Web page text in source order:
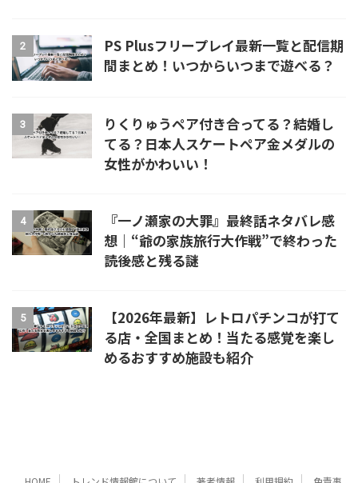
2
PS Plusフリープレイ最新一覧と配信期
間まとめ！いつからいつまで遊べる？
3
りくりゅうペア付き合ってる？結婚し
てる？日本人スケートペア金メダルの
女性がかわいい！
4
『一ノ瀬家の大罪』最終話ネタバレ感
想｜“爺の家族旅行大作戦”で終わった
読後感と残る謎
5
【2026年最新】レトロパチンコが打て
る店・全国まとめ！当たる感覚を楽し
めるおすすめ施設も紹介